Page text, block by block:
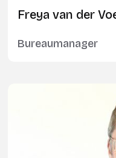
Freya van der
Bureaumanager